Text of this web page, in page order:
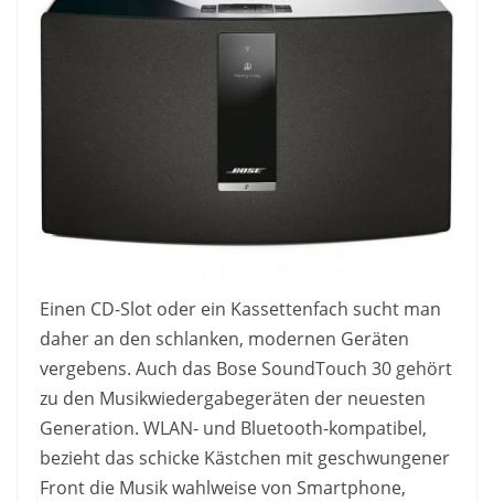
Einen CD-Slot oder ein Kassettenfach sucht man
daher an den schlanken, modernen Geräten
vergebens. Auch das Bose SoundTouch 30 gehört
zu den Musikwiedergabegeräten der neuesten
Generation. WLAN- und Bluetooth-kompatibel,
bezieht das schicke Kästchen mit geschwungener
Front die Musik wahlweise von Smartphone,